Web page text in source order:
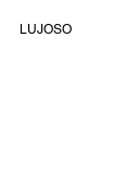
LUJOSO